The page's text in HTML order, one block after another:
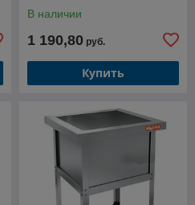
В наличии
1 190,80 руб.
Купить